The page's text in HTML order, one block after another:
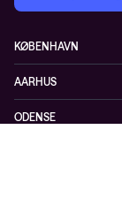
KØBENHAVN
2100 København Ø
+45 70207780
AARHUS
8230 Åbyhøj
ODENSE